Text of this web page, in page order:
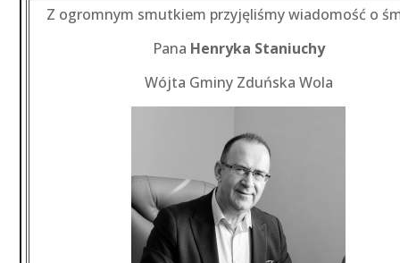
Z ogromnym smutkiem przyjęliśmy wiadomość o
Pana Henryka Staniuchy
Wójta Gminy Zduńska Wola